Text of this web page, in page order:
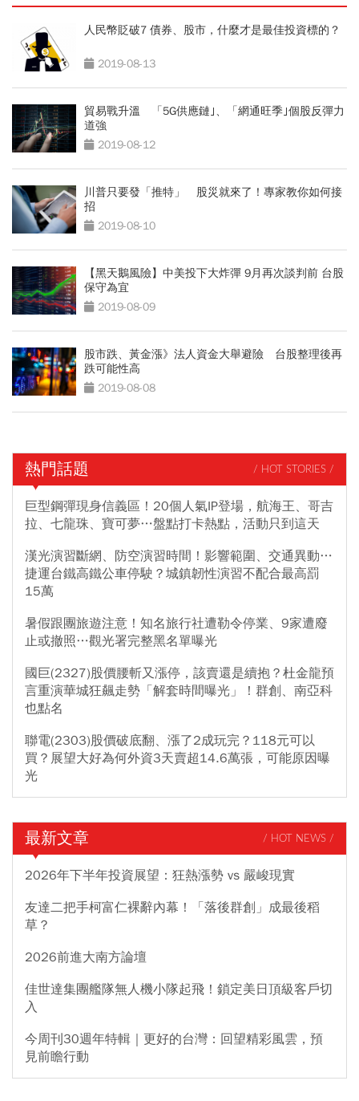
人民幣貶破7 債券、股市，什麼才是最佳投資標的？
2019-08-13
貿易戰升溫 「5G供應鏈｣、「網通旺季｣個股反彈力
道強
2019-08-12
川普只要發「推特」 股災就來了！專家教你如何接
招
2019-08-10
【黑天鵝風險】中美投下大炸彈 9月再次談判前 台股
保守為宜
2019-08-09
股市跌、黃金漲》法人資金大舉避險 台股整理後再
跌可能性高
2019-08-08
熱門話題 / HOT STORIES /
巨型鋼彈現身信義區！20個人氣IP登場，航海王、哥吉
拉、七龍珠、寶可夢…盤點打卡熱點，活動只到這天
漢光演習斷網、防空演習時間！影響範圍、交通異動…
捷運台鐵高鐵公車停駛？城鎮韌性演習不配合最高罰
15萬
暑假跟團旅遊注意！知名旅行社遭勒令停業、9家遭廢
止或撤照…觀光署完整黑名單曝光
國巨(2327)股價腰斬又漲停，該賣還是續抱？杜金龍預
言重演華城狂飆走勢「解套時間曝光」！群創、南亞科
也點名
聯電(2303)股價破底翻、漲了2成玩完？118元可以
買？展望大好為何外資3天賣超14.6萬張，可能原因曝
光
最新文章 / HOT NEWS /
2026年下半年投資展望：狂熱漲勢 vs 嚴峻現實
友達二把手柯富仁裸辭內幕！「落後群創」成最後稻
草？
2026前進大南方論壇
佳世達集團艦隊無人機小隊起飛！鎖定美日頂級客戶切
入
今周刊30週年特輯｜更好的台灣：回望精彩風雲，預
見前瞻行動